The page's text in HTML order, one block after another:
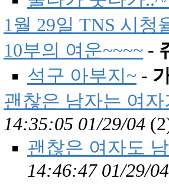
1월 29일 TNS 시청
10부의 여운~~~~ -
석구 아부지~ -
괜찮은 남자는 여
14:35:05 01/29/04 (
괜찮은 여자도
14:46:47 01/29/04